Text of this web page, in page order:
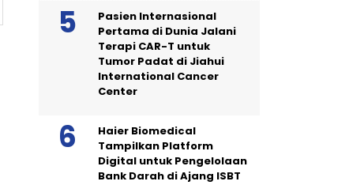
Pasien Internasional
Pertama di Dunia Jalani
Terapi CAR-T untuk
Tumor Padat di Jiahui
International Cancer
Center
Haier Biomedical
Tampilkan Platform
Digital untuk Pengelolaan
Bank Darah di Ajang ISBT